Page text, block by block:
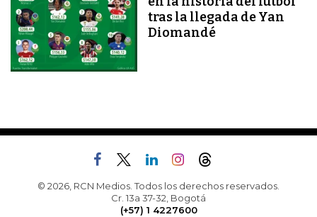
tras la llegada de Yan
Diomandé
© 2026, RCN Medios. Todos los derechos reservados.
Cr. 13a 37-32, Bogotá
(+57) 1 4227600